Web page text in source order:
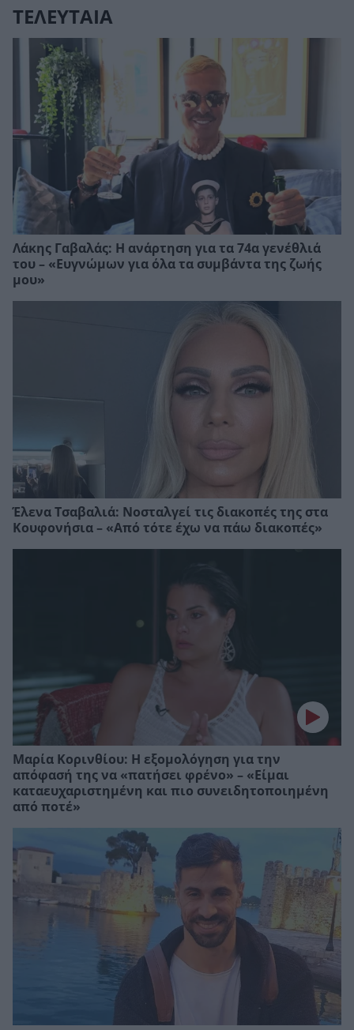
ΤΕΛΕΥΤΑΙΑ
Λάκης Γαβαλάς: Η ανάρτηση για τα 74α γενέθλιά
του – «Ευγνώμων για όλα τα συμβάντα της ζωής
μου»
Έλενα Τσαβαλιά: Νοσταλγεί τις διακοπές της στα
Κουφονήσια – «Από τότε έχω να πάω διακοπές»
Μαρία Κορινθίου: Η εξομολόγηση για την
απόφασή της να «πατήσει φρένο» – «Είμαι
καταευχαριστημένη και πιο συνειδητοποιημένη
από ποτέ»